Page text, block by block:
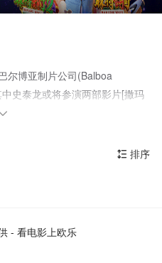
尔博亚制片公司(Balboa
史泰龙或将参演两部影片[撒玛
，暂译)。 [撒玛利亚]由
 排序
- 看电影上欧乐